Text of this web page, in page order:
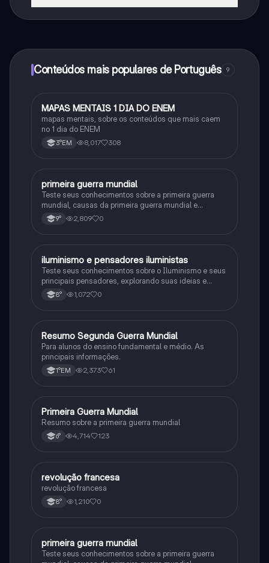
Conteúdos mais populares de Português 9
Português
MAPAS MENTAIS 1 DIA DO ENEM
mapas mentais, sobre os conteúdos que mais caem
no 1 dia do ENEM
3°EM 8,017 308
História
primeira guerra mundial
Teste seus conhecimentos sobre a primeira guerra
mundial, causas da primeira guerra mundial e
consequências da Primeira Guerra Mundial, fases da
primeira guerra mundial
9° 2,809 0
História
iluminismo e pensadores iluministas
Teste seus conhecimentos sobre o Iluminismo e seus
principais pensadores, explorando suas ideias e
impacto histórico.
8° 1,072 0
História
Resumo Segunda Guerra Mundial
Para alunos do ensino fundamental e médio. As
principais informações.
1°EM 2,373 61
História
Primeira Guerra Mundial
Resumo sobre a primeira guerra mundial
6° 4,714 123
História
revolução francesa
revolução francesa
8° 1,210 0
História
primeira guerra mundial
Teste seus conhecimentos sobre a primeira guerra